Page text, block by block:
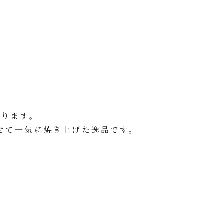
ます。
一気に焼き上げた逸品です。